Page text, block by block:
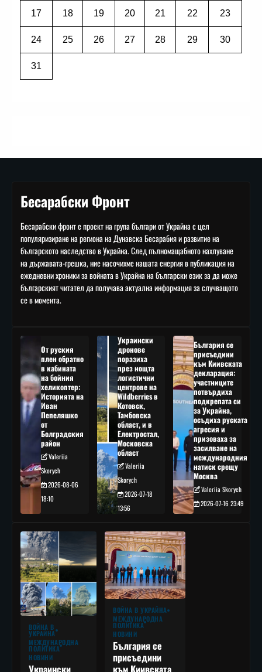
17 18 19 20 21 22 23
24 25 26 27 28 29 30
31
Бесарабски Фронт
Бесарабски фронт е проект на група българи от Украйна с цел
популяризиране на региона на Дунавска Бесарабия и развитие на
българското наследство в Украйна. След пълномащабното нахлуване
на държавата-грешка, ние насочихме нашата енергия в публикация на
ежедневни хроники за войната в Украйна на български език за да може
българският читател да получава актуална информация за случващото
се в момента.
От руския
плен обратно
в кабината
на бойния
хеликоптер:
Историята на
Иван
Пепеляшко
от
Болградския
район
Valeriia
Skorych
2026-08-06
18:10
Украински
дронове
поразиха
през нощта
логистични
центрове на
Wildberries в
Котовск,
Тамбовска
област, и в
Електростал,
Московска
област
Valeriia
Skorych
2026-07-18
13:56
България се
присъедини
към Киивската
декларация:
участниците
потвърдиха
подкрепата си
за Украйна,
осъдиха руската
агресия и
призоваха за
засилване на
международния
натиск срещу
Москва
Valeriia Skorych
2026-07-16 23:49
ВОЙНА В
УКРАЙНА
МЕЖДУНАРОДНА
ПОЛИТИКА
НОВИНИ
Украински
ВОЙНА В УКРАЙНА
МЕЖДУНАРОДНА
ПОЛИТИКА
НОВИНИ
България се
присъедини
към Киивската